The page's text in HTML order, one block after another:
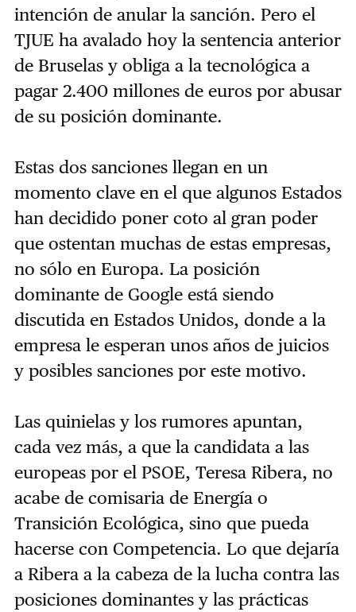
intención de anular la sanción. Pero el
TJUE ha avalado hoy la sentencia anterior
de Bruselas y obliga a la tecnológica a
pagar 2.400 millones de euros por abusar
de su posición dominante.
Estas dos sanciones llegan en un
momento clave en el que algunos Estados
han decidido poner coto al gran poder
que ostentan muchas de estas empresas,
no sólo en Europa. La posición
dominante de Google está siendo
discutida en Estados Unidos, donde a la
empresa le esperan unos años de juicios
y posibles sanciones por este motivo.
Las quinielas y los rumores apuntan,
cada vez más, a que la candidata a las
europeas por el PSOE, Teresa Ribera, no
acabe de comisaria de Energía o
Transición Ecológica, sino que pueda
hacerse con Competencia. Lo que dejaría
a Ribera a la cabeza de la lucha contra las
posiciones dominantes y las prácticas